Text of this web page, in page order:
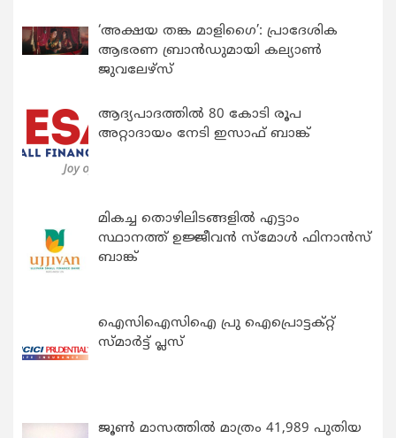
‘അക്ഷയ തങ്ക മാളിഗൈ’: പ്രാദേശിക
ആഭരണ ബ്രാന്‍ഡുമായി കല്യാണ്‍
ജുവലേഴ്‌സ്
ആദ്യപാദത്തിൽ 80 കോടി രൂപ
അറ്റാദായം നേടി ഇസാഫ് ബാങ്ക്
മികച്ച തൊഴിലിടങ്ങളിൽ എട്ടാം
സ്ഥാനത്ത് ഉജ്ജീവൻ സ്മോൾ ഫിനാൻസ്
ബാങ്ക്
ഐസിഐസിഐ പ്രു ഐപ്രൊട്ടക്റ്റ്
സ്മാർട്ട് പ്ലസ്
ജൂൺ മാസത്തിൽ മാത്രം 41,989 പുതിയ